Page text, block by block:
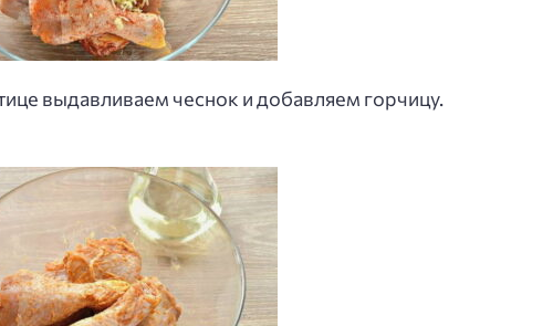
выдавливаем чеснок и добавляем горчицу.